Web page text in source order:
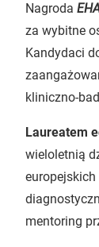
Nagroda
za wybitne
Kandydaci
kliniczno-
Laureatem
wieloletnią
mentoring